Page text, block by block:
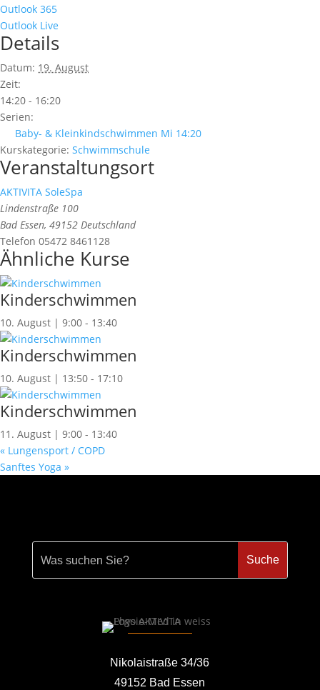
Outlook 365
Outlook Live
Details
Datum: 19. August
Zeit:
14:20 - 16:20
Serien:
Baby- & Kleinkindschwimmen Mi 14:20
Kurskategorie: Schwimmschule
Veranstaltungsort
AKTIVITA SoleSpa
Lindenstraße 100
Bad Essen, 49152 Deutschland
Telefon 05472 8461128
Ähnliche Kurse
Kinderschwimmen
10. August | 9:00 - 13:40
Kinderschwimmen
10. August | 13:50 - 17:10
Kinderschwimmen
11. August | 9:00 - 13:40
« Lungensport / COPD
Sanftes Yoga »
Nikolaistraße 34/36
49152 Bad Essen